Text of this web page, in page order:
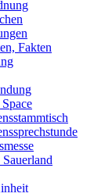
Fakten